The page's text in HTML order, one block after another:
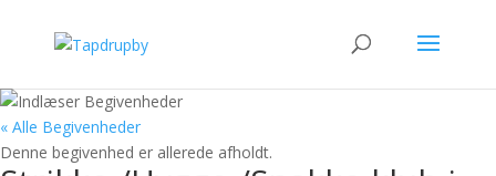
« Alle Begivenheder
Denne begivenhed er allerede afholdt.